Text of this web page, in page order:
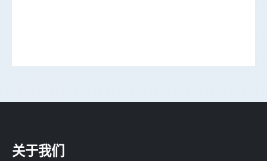
关于我们